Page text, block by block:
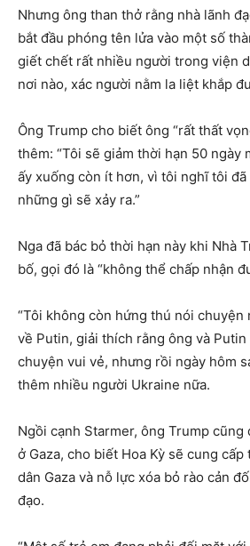
Nhưng ông than thở rằng nhà lãnh
bắt đầu phóng tên lửa vào một số
giết chết rất nhiều người trong viện
nơi nào, xác người nằm la liệt khắp
Ông Trump cho biết ông “rất thất
thêm: “Tôi sẽ giảm thời hạn 50 ngày
ấy xuống còn ít hơn, vì tôi nghĩ tôi
những gì sẽ xảy ra.”
Nga đã bác bỏ thời hạn này khi Nhà
bố, gọi đó là “không thể chấp nhận
“Tôi không còn hứng thú nói chuyện
về Putin, giải thích rằng ông và
chuyện vui vẻ, nhưng rồi ngày hôm
thêm nhiều người Ukraine nữa.
Ngồi cạnh Starmer, ông Trump
ở Gaza, cho biết Hoa Kỳ sẽ cung
dân Gaza và nỗ lực xóa bỏ rào cản
đạo.